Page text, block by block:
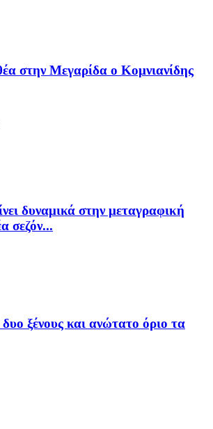
στην Μεγαρίδα ο Κομνιανίδης
δυναμικά στην μεταγραφική
σεζόν...
ξένους και ανώτατο όριο τα